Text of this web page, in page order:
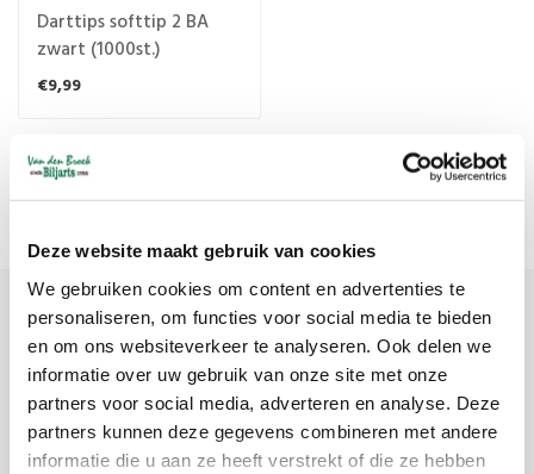
Deze website maakt gebruik van cookies
We gebruiken cookies om content en advertenties te
personaliseren, om functies voor social media te bieden
en om ons websiteverkeer te analyseren. Ook delen we
informatie over uw gebruik van onze site met onze
partners voor social media, adverteren en analyse. Deze
partners kunnen deze gegevens combineren met andere
informatie die u aan ze heeft verstrekt of die ze hebben
Darttips softtip 2 BA
zwart (1000st.)
€9,99
Meest bekeken 1
Meld je aan voor onze nieuwsbrief
Ontvang de laatste updates, nieuws en aanbiedingen via email